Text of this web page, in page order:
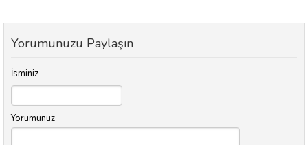
Yorumunuzu Paylaşın
İsminiz
Yorumunuz